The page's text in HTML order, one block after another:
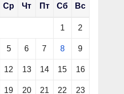
Ср Чт Пт Сб Вс
1 2
5 6 7 8 9
12 13 14 15 16
19 20 21 22 23